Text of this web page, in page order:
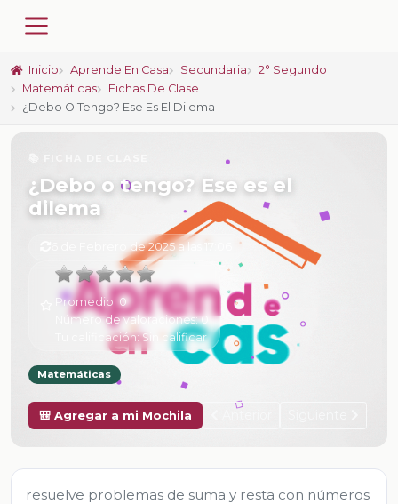
Inicio Aprende En Casa Secundaria
2° Segundo
Matemáticas
Fichas De Clase
¿Debo O Tengo? Ese Es El Dilema
¿Debo o tengo? Ese es el
dilema
6 de Febrero de 2025 a las 17:06
Promedio: 0
Número de valoraciones:0
Tu calificación:Sin calificar
Matemáticas
🎒 Agregar a mi Mochila
resuelve problemas de suma y resta con números